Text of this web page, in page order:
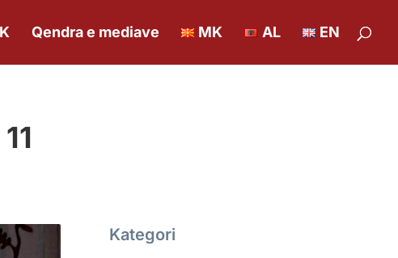
Qendra e mediave MK AL EN
Kategori